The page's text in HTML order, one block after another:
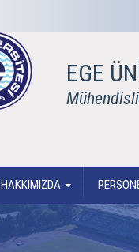
EGE
HAKKIMIZDA